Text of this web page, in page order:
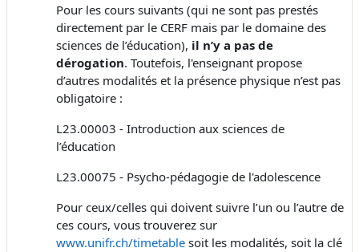
Pour les cours suivants (qui ne sont pas prestés
directement par le CERF mais par le domaine des
sciences de l’éducation), il n’y a pas de
dérogation. Toutefois, l'enseignant propose
d’autres modalités et la présence physique n’est pas
obligatoire :
L23.00003 - Introduction aux sciences de
l’éducation
L23.00075 - Psycho-pédagogie de l'adolescence
Pour ceux/celles qui doivent suivre l’un ou l’autre de
ces cours, vous trouverez sur
www.unifr.ch/timetable soit les modalités, soit la clé